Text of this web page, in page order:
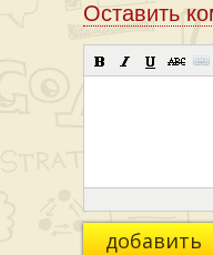
Оставить
добавить